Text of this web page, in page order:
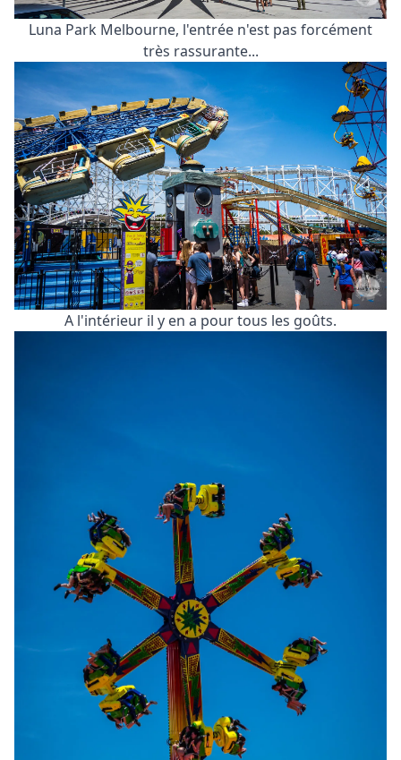
Luna Park Melbourne, l'entrée n'est pas forcément
très rassurante...
A l'intérieur il y en a pour tous les goûts.